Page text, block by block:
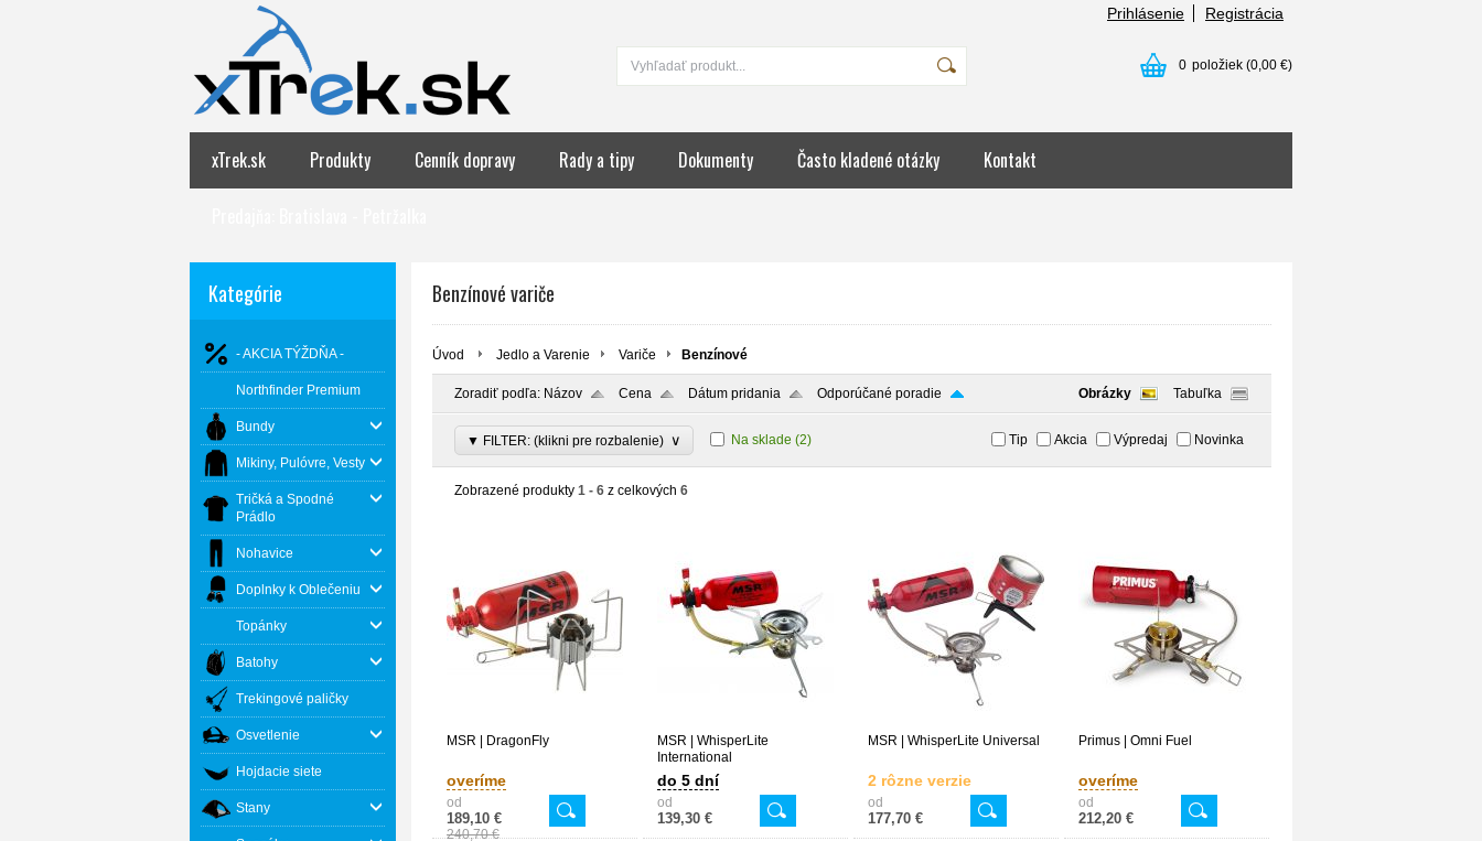
Prihlásenie Registrácia
0 položiek (0,00 €)
xTrek.sk Produkty Cenník dopravy Rady a tipy Dokumenty Často kladené otázky Kontakt
Kategórie
- AKCIA TÝŽDŇA -
Northfinder Premium
Bundy
Mikiny, Pulóvre, Vesty
Tričká a Spodné
Prádlo
Nohavice
Doplnky k Oblečeniu
Topánky
Batohy
Trekingové paličky
Osvetlenie
Hojdacie siete
Stany
Benzínové variče
Úvod Jedlo a Varenie Variče Benzínové
Zoradiť podľa: Názov Cena Dátum pridania Odporúčané poradie Obrázky Tabuľka
▼ FILTER: (klikni pre rozbalenie) ∨ Na sklade (2) Tip Akcia Výpredaj Novinka
Zobrazené produkty 1 - 6 z celkových 6
MSR | DragonFly
overíme
od
189,10 €
240,70 €
MSR | WhisperLite
International
do 5 dní
od
139,30 €
MSR | WhisperLite Universal
2 rôzne verzie
od
177,70 €
Primus | Omni Fuel
overíme
od
212,20 €